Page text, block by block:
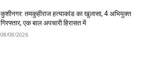
कुशीनगर: तमकुहीराज हत्याकांड का खुलासा, 4 अभियुक्त
गिरफ्तार, एक बाल अपचारी हिरासत में
08/08/2026